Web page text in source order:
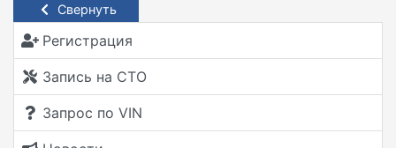
Свернуть
Регистрация
Запись на СТО
Запрос по VIN